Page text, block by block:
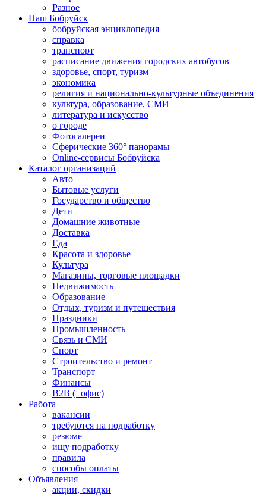
Разное
Наш Бобруйск
бобруйская энциклопедия
справка
транспорт
расписание движения городских автобусов
здоровье, спорт, туризм
экономика
религия и национально-культурные объединения
культура, образование, СМИ
литература и искусство
о городе
Фотогалереи
Сферические 360° панорамы
Online-сервисы Бобруйска
Каталог организаций
Авто
Бытовые услуги
Государство и общество
Дети
Домашние животные
Доставка
Еда
Красота и здоровье
Культура
Магазины, торговые площадки
Недвижимость
Образование
Отдых, туризм и путешествия
Праздники
Промышленность
Связь и СМИ
Спорт
Строительство и ремонт
Транспорт
Финансы
B2B (+офис)
Работа
вакансии
требуются на подработку
резюме
ищу подработку
правила
способы оплаты
Объявления
акции, скидки